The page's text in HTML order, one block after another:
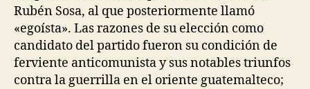
Rubén Sosa, al que posteriormente llamó
«egoísta». Las razones de su elección como
candidato del partido fueron su condición de
ferviente anticomunista y sus notables triunfos
contra la guerrilla en el oriente guatemalteco;